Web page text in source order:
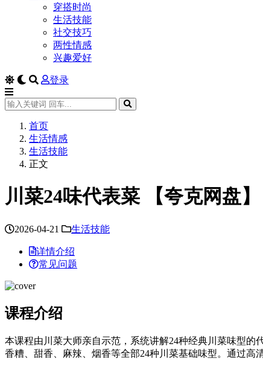
穿搭时尚
生活技能
社交技巧
两性情感
兴趣爱好
登录
首页
生活情感
生活技能
正文
川菜24味代表菜 【夸克网盘】
2026-04-21 生活技能
详情介绍
常见问题
课程介绍
本课程由川菜大师亲自示范，系统讲解24种经典川菜味型的
香糟、甜香、麻辣、烟香等全部24种川菜基础味型。通过高